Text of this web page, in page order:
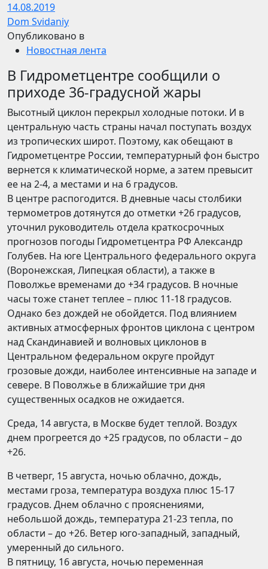
14.08.2019
Dom Svidaniy
Опубликовано в
Новостная лента
В Гидрометцентре сообщили о
приходе 36-градусной жары
Высотный циклон перекрыл холодные потоки. И в
центральную часть страны начал поступать воздух
из тропических широт. Поэтому, как обещают в
Гидрометцентре России, температурный фон быстро
вернется к климатической норме, а затем превысит
ее на 2-4, а местами и на 6 градусов.
В центре распогодится. В дневные часы столбики
термометров дотянутся до отметки +26 градусов,
уточнил руководитель отдела краткосрочных
прогнозов погоды Гидрометцентра РФ Александр
Голубев. На юге Центрального федерального округа
(Воронежская, Липецкая области), а также в
Поволжье временами до +34 градусов. В ночные
часы тоже станет теплее – плюс 11-18 градусов.
Однако без дождей не обойдется. Под влиянием
активных атмосферных фронтов циклона с центром
над Скандинавией и волновых циклонов в
Центральном федеральном округе пройдут
грозовые дожди, наиболее интенсивные на западе и
севере. В Поволжье в ближайшие три дня
существенных осадков не ожидается.
Среда, 14 августа, в Москве будет теплой. Воздух
днем прогреется до +25 градусов, по области – до
+26.
В четверг, 15 августа, ночью облачно, дождь,
местами гроза, температура воздуха плюс 15-17
градусов. Днем облачно с прояснениями,
небольшой дождь, температура 21-23 тепла, по
области – до +26. Ветер юго-западный, западный,
умеренный до сильного.
В пятницу, 16 августа, ночью переменная